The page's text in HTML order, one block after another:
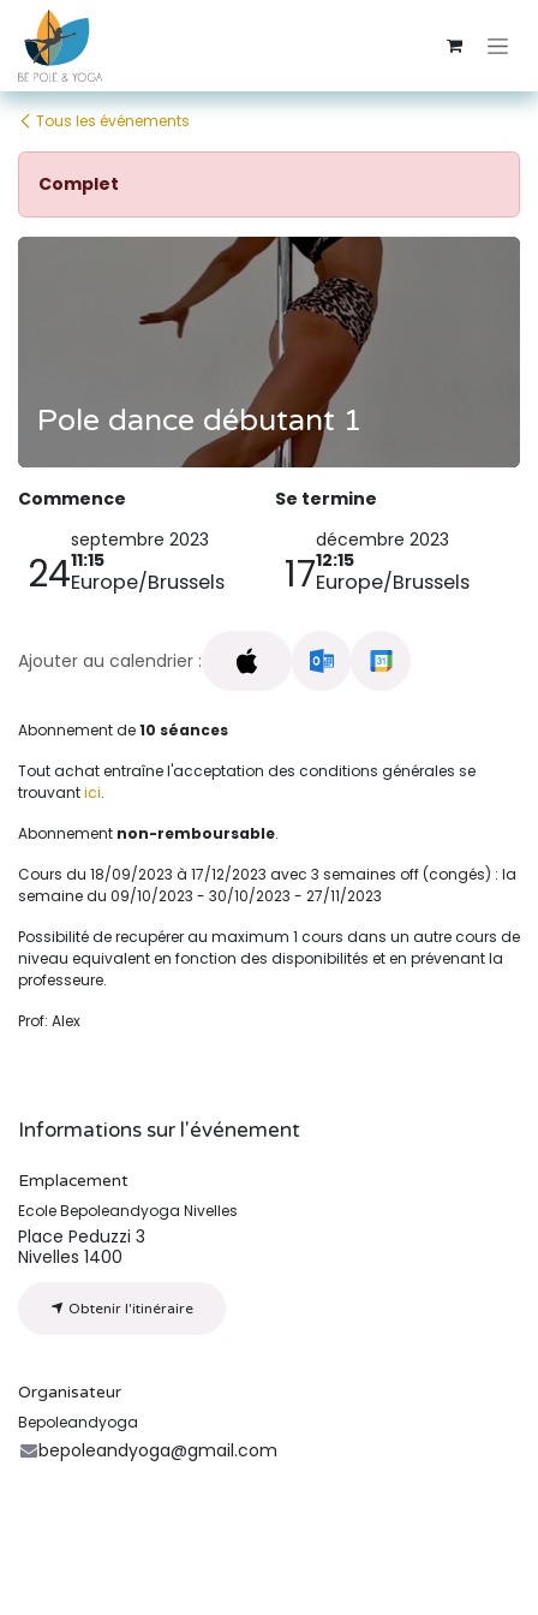
Se rendre au contenu
Tous les événements
Complet
Pole dance débutant 1
Commence
24
septembre 2023
11:15
Europe/Brussels
Se termine
17
décembre 2023
12:15
Europe/Brussels
Ajouter au calendrier :
Abonnement de10 séances
Tout achat entraîne l'acceptation des conditions générales se
trouvantici.
Abonnement non-remboursable.
Cours du 18/09/2023 à 17/12/2023 avec 3 semaines off (congés) : la
semaine du 09/10/2023 - 30/10/2023 - 27/11/2023
Possibilité de recupérer au maximum 1 cours dans un autre cours de
niveau equivalent en fonction des disponibilités et en prévenant la
professeure.
Prof: Alex
Informations sur l'événement
Emplacement
Ecole Bepoleandyoga Nivelles
Place Peduzzi 3
Nivelles 1400
Obtenir l'itinéraire
Organisateur
Bepoleandyoga
bepoleandyoga@gmail.com